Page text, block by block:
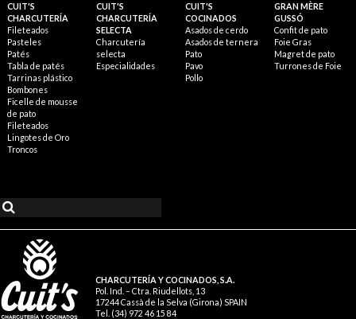
CUIT'S
CHARCUTERÍA
Fileteados
Pasteles
Patés
Tabla de patés
Tarrinas plástico
Bombones
Ficelle de mousse
de pato
Fileteados
Lingotes de Oro
Troncos
CUIT'S
CHARCUTERÍA
SELECTA
Charcutería
selecta
Especialidades
CUIT'S
COCINADOS
Asados de cerdo
Asados de ternera
Pato
Pavo
Pollo
GRAN MÈRE
GUSSÓ
Confit de pato
Foie Gras
Magret de pato
Turrones de Foie
CHARCUTERÍA Y COCINADOS, S.A.
Pol. Ind. – Ctra. Riudellots, 13
17244 Cassà de la Selva (Girona) SPAIN
Tel. (34) 972 46 15 84